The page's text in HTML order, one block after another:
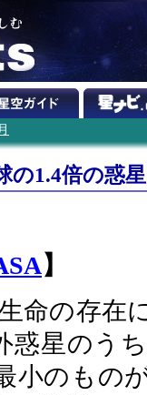
の1.4倍の惑星
】
命の存在
惑星のう
小のもの